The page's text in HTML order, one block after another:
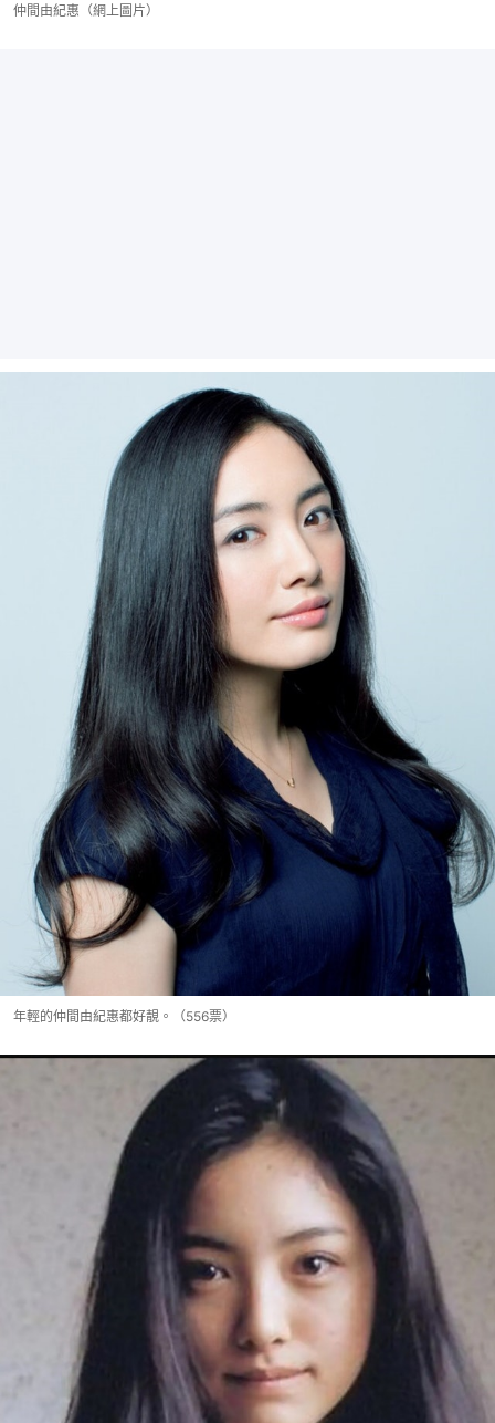
仲間由紀惠（網上圖片）
年輕的仲間由紀惠都好靚。（556票）